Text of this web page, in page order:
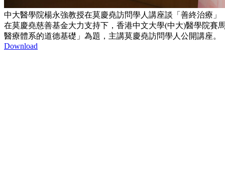
中大醫學院楊永強教授在莫慶堯訪問學人講座談「善終治療」
在莫慶堯慈善基金大力支持下，香港中文大學(中大)醫學院賽
醫療體系的道德基礎」為題，主講莫慶堯訪問學人公開講座。
Download